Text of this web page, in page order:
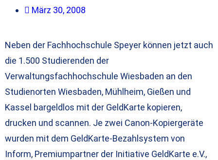
März 30, 2008
Neben der Fachhochschule Speyer können jetzt auch
die 1.500 Studierenden der
Verwaltungsfachhochschule Wiesbaden an den
Studienorten Wiesbaden, Mühlheim, Gießen und
Kassel bargeldlos mit der GeldKarte kopieren,
drucken und scannen. Je zwei Canon-Kopiergeräte
wurden mit dem GeldKarte-Bezahlsystem von
Inform, Premiumpartner der Initiative GeldKarte e.V.,